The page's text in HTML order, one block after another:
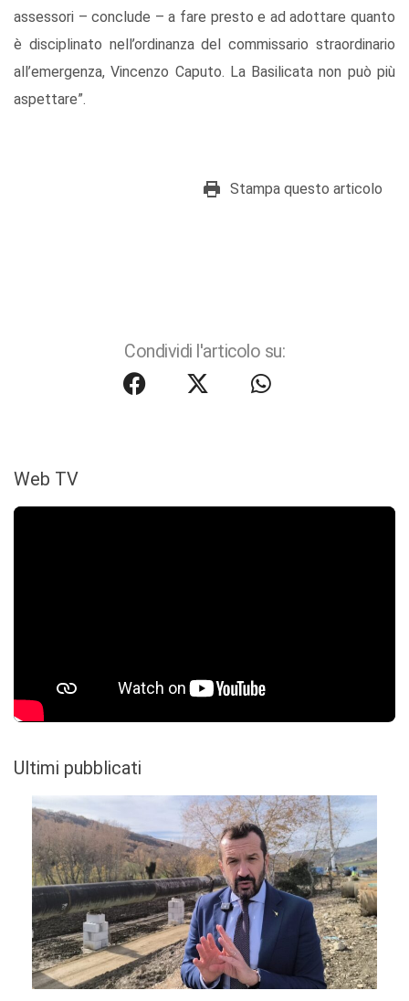
assessori – conclude – a fare presto e ad adottare quanto
è disciplinato nell’ordinanza del commissario straordinario
all’emergenza, Vincenzo Caputo. La Basilicata non può più
aspettare”.
Stampa questo articolo
Condividi l'articolo su:
Web TV
Ultimi pubblicati